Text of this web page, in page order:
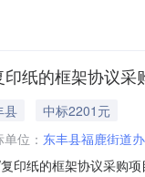
纸的框架协议采
县
中标2201元
位： 东丰县福鹿街道
印纸的框架协议采购